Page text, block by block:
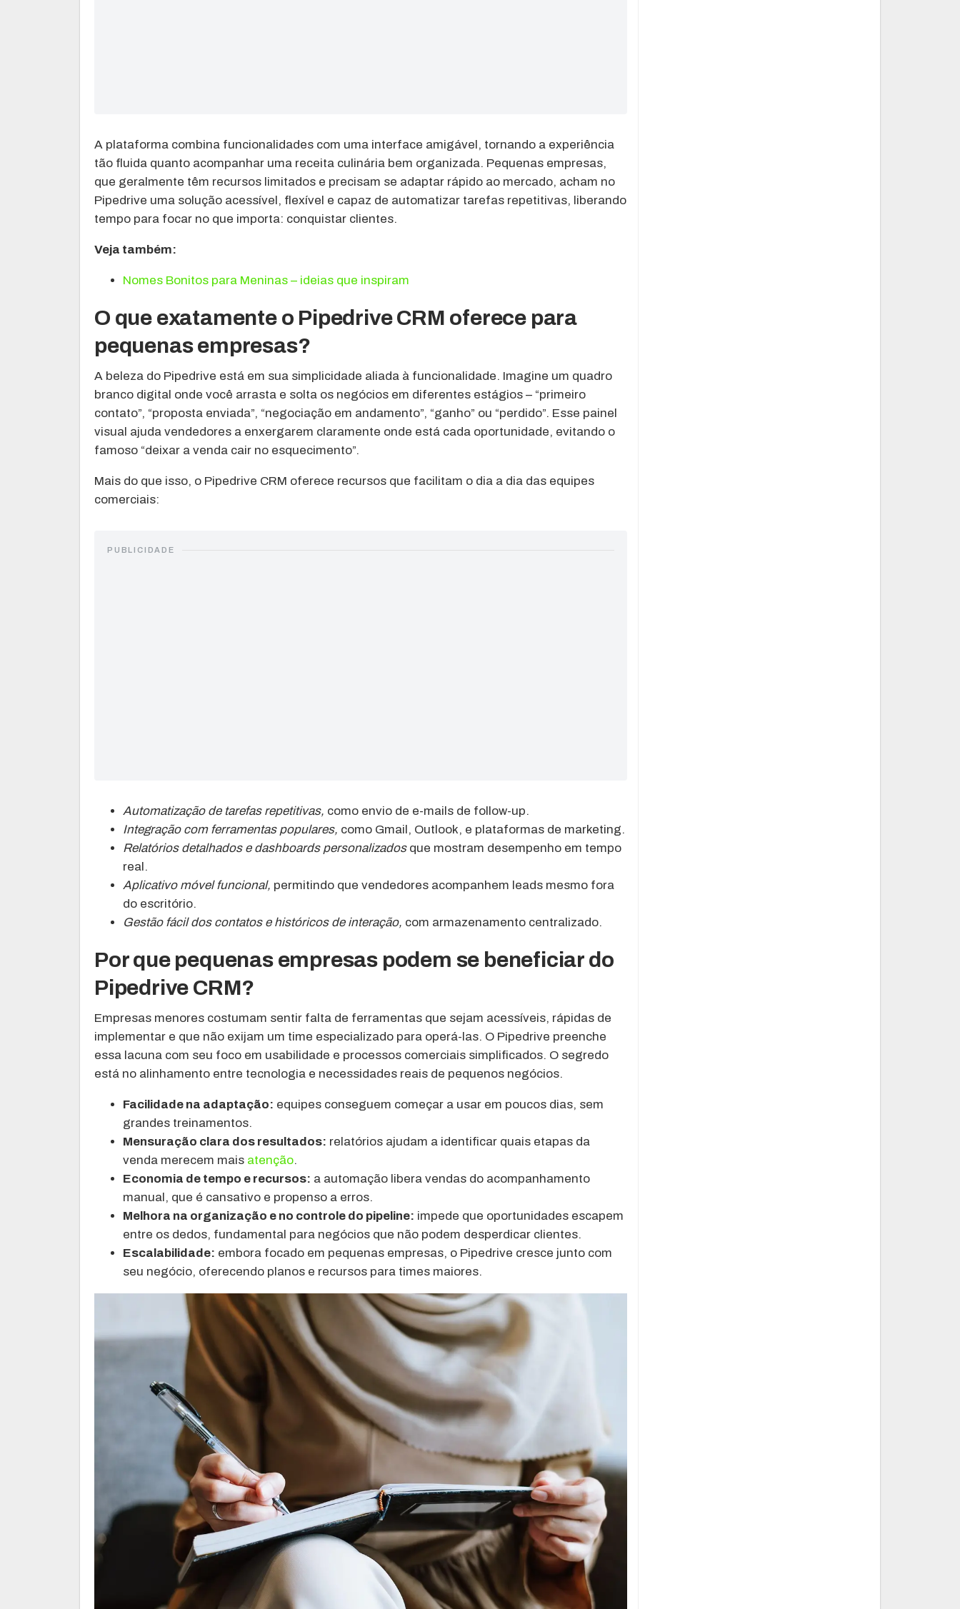
A plataforma combina funcionalidades com uma interface amigável, tornando a experiência
tão fluida quanto acompanhar uma receita culinária bem organizada. Pequenas empresas,
que geralmente têm recursos limitados e precisam se adaptar rápido ao mercado, acham no
Pipedrive uma solução acessível, flexível e capaz de automatizar tarefas repetitivas, liberando
tempo para focar no que importa: conquistar clientes.
Veja também:
Nomes Bonitos para Meninas – ideias que inspiram
O que exatamente o Pipedrive CRM oferece para
pequenas empresas?
A beleza do Pipedrive está em sua simplicidade aliada à funcionalidade. Imagine um quadro
branco digital onde você arrasta e solta os negócios em diferentes estágios – “primeiro
contato”, “proposta enviada”, “negociação em andamento”, “ganho” ou “perdido”. Esse painel
visual ajuda vendedores a enxergarem claramente onde está cada oportunidade, evitando o
famoso “deixar a venda cair no esquecimento”.
Mais do que isso, o Pipedrive CRM oferece recursos que facilitam o dia a dia das equipes
comerciais:
PUBLICIDADE
Automatização de tarefas repetitivas, como envio de e-mails de follow-up.
Integração com ferramentas populares, como Gmail, Outlook, e plataformas de marketing.
Relatórios detalhados e dashboards personalizadosque mostram desempenho em tempo
real.
Aplicativo móvel funcional, permitindo que vendedores acompanhem leads mesmo fora
do escritório.
Gestão fácil dos contatos e históricos de interação, com armazenamento centralizado.
Por que pequenas empresas podem se beneficiar do
Pipedrive CRM?
Empresas menores costumam sentir falta de ferramentas que sejam acessíveis, rápidas de
implementar e que não exijam um time especializado para operá-las. O Pipedrive preenche
essa lacuna com seu foco em usabilidade e processos comerciais simplificados. O segredo
está no alinhamento entre tecnologia e necessidades reais de pequenos negócios.
Facilidade na adaptação: equipes conseguem começar a usar em poucos dias, sem
grandes treinamentos.
Mensuração clara dos resultados: relatórios ajudam a identificar quais etapas da
venda merecem mais atenção.
Economia de tempo e recursos: a automação libera vendas do acompanhamento
manual, que é cansativo e propenso a erros.
Melhora na organização e no controle do pipeline: impede que oportunidades escapem
entre os dedos, fundamental para negócios que não podem desperdicar clientes.
Escalabilidade: embora focado em pequenas empresas, o Pipedrive cresce junto com
seu negócio, oferecendo planos e recursos para times maiores.